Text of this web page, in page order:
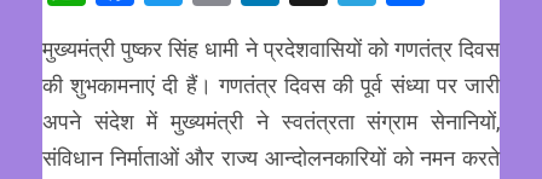
मुख्यमंत्री पुष्कर सिंह धामी ने प्रदेशवासियों को गणतंत्र दिवस
की शुभकामनाएं दी हैं। गणतंत्र दिवस की पूर्व संध्या पर जारी
अपने संदेश में मुख्यमंत्री ने स्वतंत्रता संग्राम सेनानियों,
संविधान निर्माताओं और राज्य आन्दोलनकारियों को नमन करते